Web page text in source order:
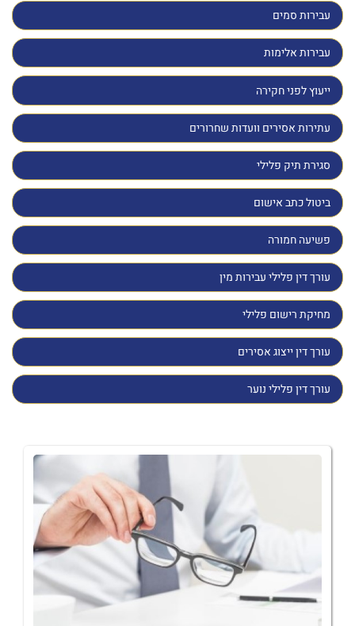
עבירות סמים
עבירות אלימות
ייעוץ לפני חקירה
עתירות אסירים וועדות שחרורים
סגירת תיק פלילי
ביטול כתב אישום
פשיעה חמורה
עורך דין פלילי עבירות מין
מחיקת רישום פלילי
עורך דין ייצוג אסירים
עורך דין פלילי נוער